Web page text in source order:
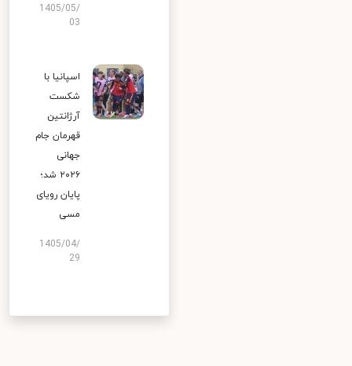
1405/05/
03
اسپانیا با
شکست
آرژانتین
قهرمان جام
جهانی
۲۰۲۶ شد؛
پایان رویای
مسی
1405/04/
29